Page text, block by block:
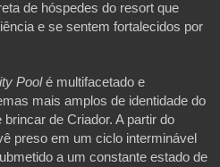
de hóspedes do resort que
e se sentem fortalecidos por
Pool é multifacetado e
mais amplos de identidade do
de Criador. A partir do
preso em um ciclo interminável
a um constante estado de